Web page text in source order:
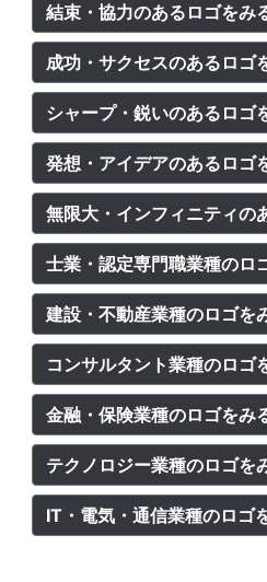
結束・協力のあるロゴをみ
成功・サクセスのあるロゴ
シャープ・鋭いのあるロゴ
発想・アイデアのあるロゴ
無限大・インフィニティの
士業・認定専門職業種のロ
建設・不動産業種のロゴを
コンサルタント業種のロゴ
金融・保険業種のロゴをみ
テクノロジー業種のロゴを
IT・電気・通信業種のロゴ